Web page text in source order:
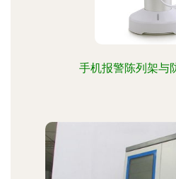
手机报警陈列架与